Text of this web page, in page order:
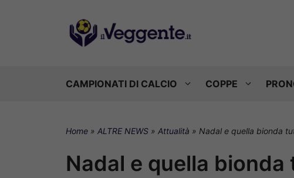
CAMPIONATI DI CALCIO COPPE
Home » ALTRE NEWS » Attualità » Nadal e quella bionda
Nadal e quella